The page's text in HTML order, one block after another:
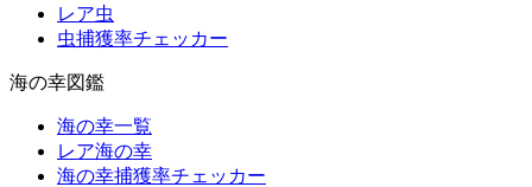
レア虫
虫捕獲率チェッカー
海の幸図鑑
海の幸一覧
レア海の幸
海の幸捕獲率チェッカー